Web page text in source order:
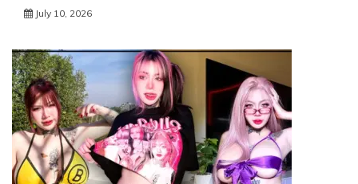
July 10, 2026